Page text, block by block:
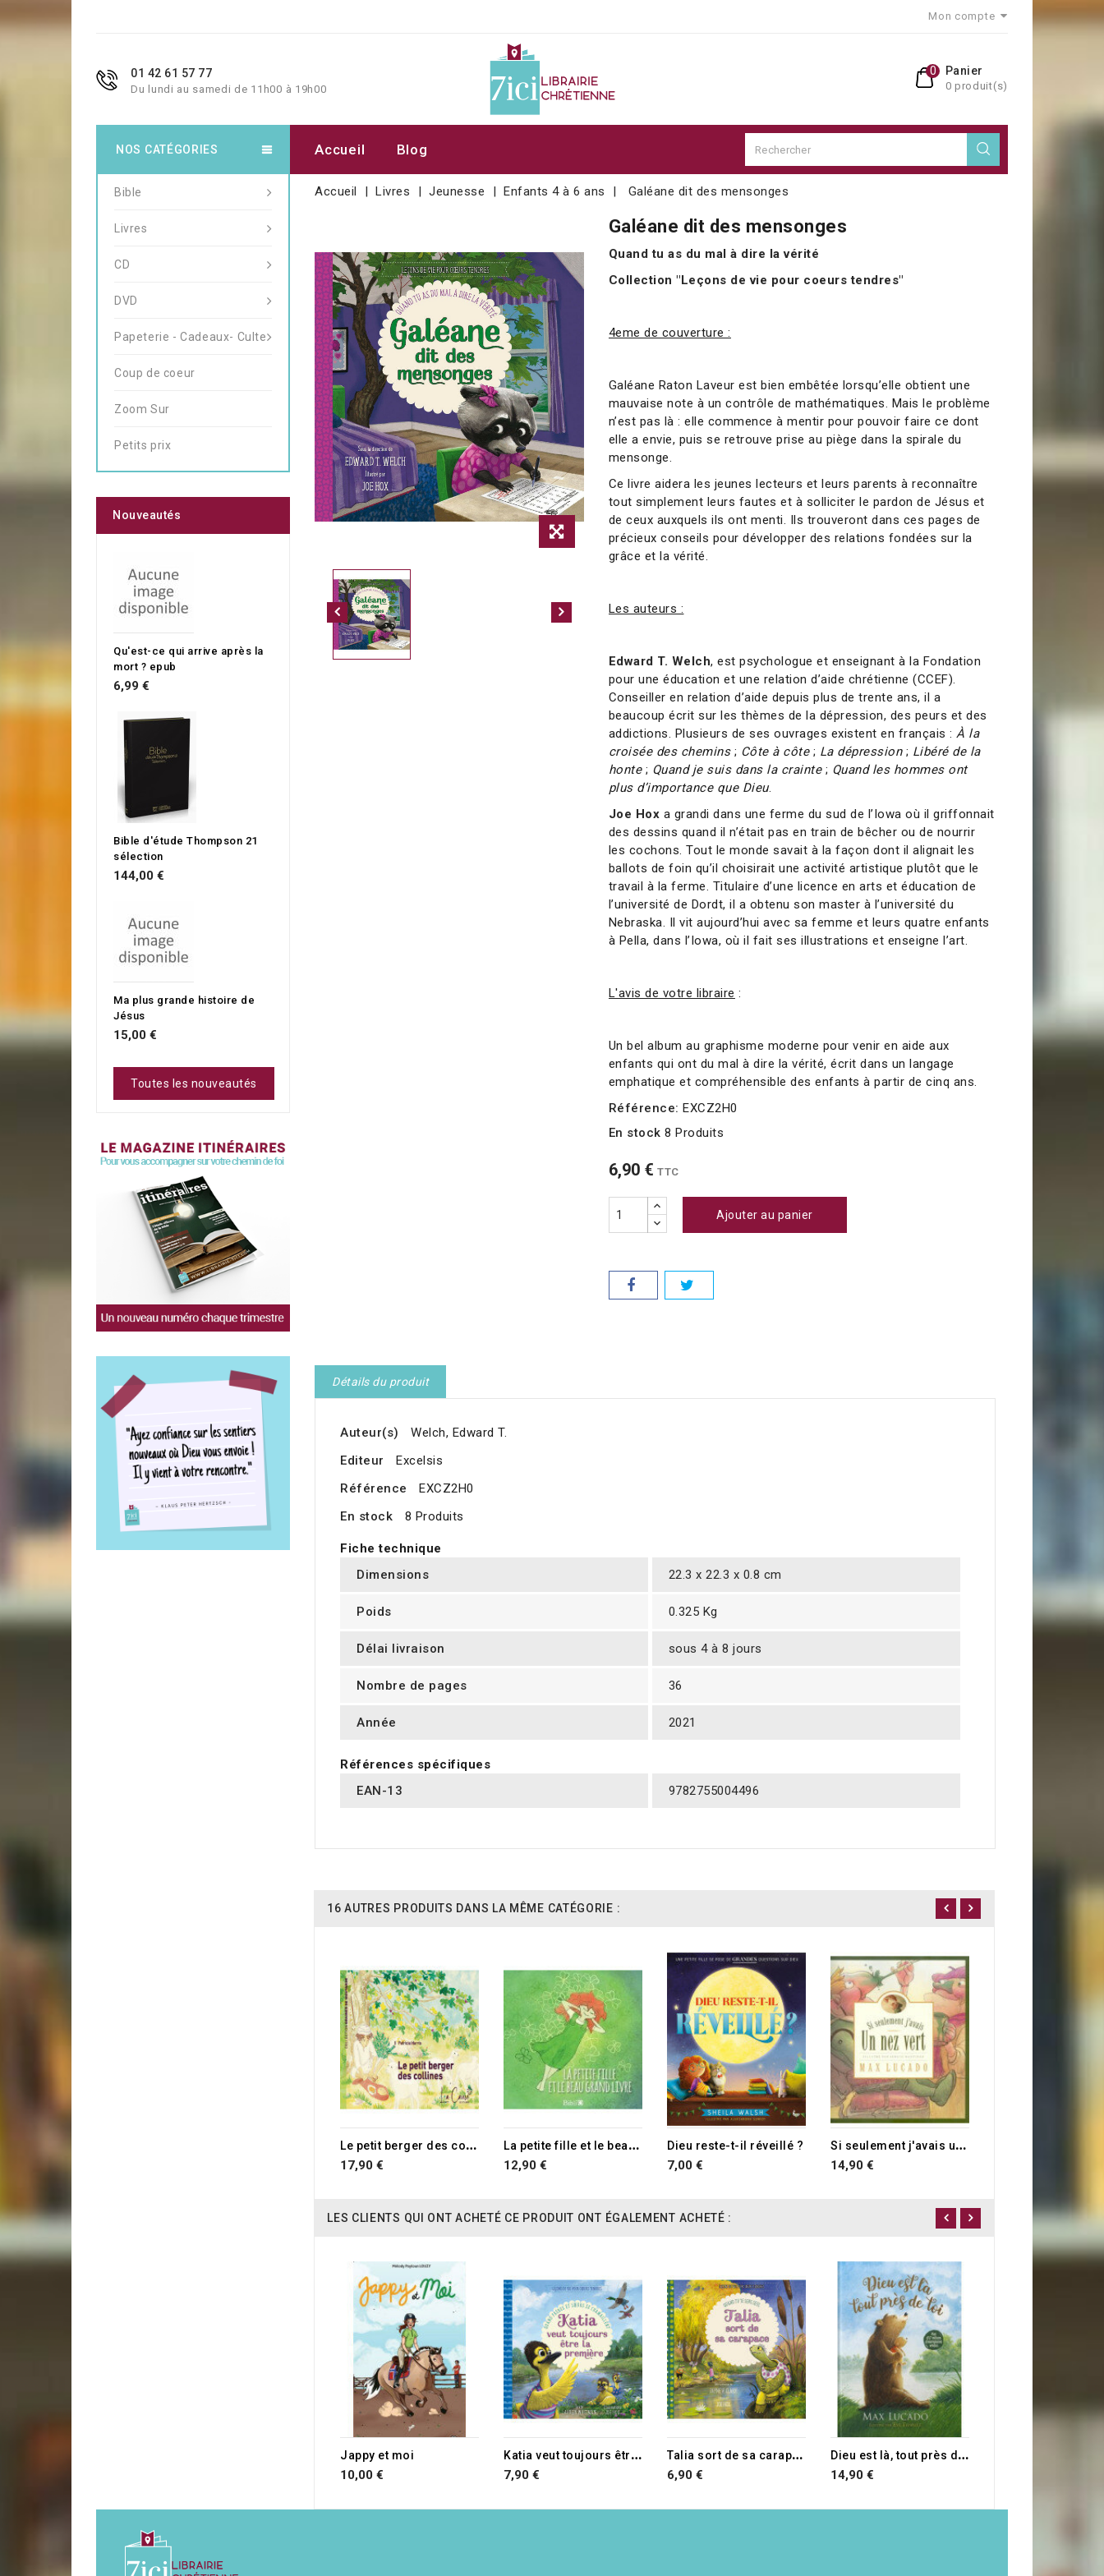
Mon compte
01 42 61 57 77
Du lundi au samedi de 11h00 à 19h00
Panier
0 produit(s)
0
Accueil Blog
Accueil Livres Jeunesse Enfants 4 à 6 ans Galéane dit des mensonges
Galéane dit des mensonges
Quand tu as du mal à dire la vérité
Collection "Leçons de vie pour coeurs tendres"
4eme de couverture :
Galéane Raton Laveur est bien embêtée lorsqu’elle obtient une
mauvaise note à un contrôle de mathématiques. Mais le problème
n’est pas là : elle commence à mentir pour pouvoir faire ce dont
elle a envie, puis se retrouve prise au piège dans la spirale du
mensonge.
Ce livre aidera les jeunes lecteurs et leurs parents à reconnaître
tout simplement leurs fautes et à solliciter le pardon de Jésus et
de ceux auxquels ils ont menti. Ils trouveront dans ces pages de
précieux conseils pour développer des relations fondées sur la
grâce et la vérité.
Les auteurs :
Edward T. Welch, est psychologue et enseignant à la Fondation
pour une éducation et une relation d’aide chrétienne (CCEF).
Conseiller en relation d’aide depuis plus de trente ans, il a
beaucoup écrit sur les thèmes de la dépression, des peurs et des
addictions. Plusieurs de ses ouvrages existent en français :À la
croisée des chemins; Côte à côte; La dépression; Libéré de la
honte; Quand je suis dans la crainte; Quand les hommes ont
plus d’importance que Dieu.
Joe Hox a grandi dans une ferme du sud de l’Iowa où il griffonnait
des dessins quand il n’était pas en train de bêcher ou de nourrir
les cochons. Tout le monde savait à la façon dont il alignait les
ballots de foin qu’il choisirait une activité artistique plutôt que le
travail à la ferme. Titulaire d’une licence en arts et éducation de
l’université de Dordt, il a obtenu son master à l’université du
Nebraska. Il vit aujourd’hui avec sa femme et leurs quatre enfants
à Pella, dans l’Iowa, où il fait ses illustrations et enseigne l’art.
L'avis de votre libraire :
Un bel album au graphisme moderne pour venir en aide aux
enfants qui ont du mal à dire la vérité, écrit dans un langage
emphatique et compréhensible des enfants à partir de cinq ans.
Référence: EXCZ2H0
En stock 8 Produits
6,90 € TTC
Ajouter au panier
Détails du produit
Auteur(s)
Welch, Edward T.
Editeur
Excelsis
Référence
EXCZ2H0
En stock
8 Produits
Fiche technique
Dimensions
22.3 x 22.3 x 0.8 cm
Poids 0.325 Kg
Délai livraison sous 4 à 8 jours
Nombre de pages 36
Année 2021
Références spécifiques
EAN-13
9782755004496
16 AUTRES PRODUITS DANS LA MÊME CATÉGORIE :
L
e petit berger des collines
17,90 €
L
a petite fille et le beau grand livre
12,90 €
Dieu reste-t-il réveillé ?
7,00 €
S
i seulement j'avais un nez vert
14,90 €
LES CLIENTS QUI ONT ACHETÉ CE PRODUIT ONT ÉGALEMENT ACHETÉ :
Jappy et moi
10,00 €
K
atia veut toujours être la première
7,90 €
T
alia sort de sa carapace
6,90 €
D
ieu est là, tout près de toi
14,90 €
NOS CATÉGORIES
Bible
Livres
CD
DVD
Papeterie - Cadeaux- Culte
Coup de coeur
Zoom Sur
Petits prix
Nouveautés
Qu'est-ce qui arrive après la
mort ? epub
6,99 €
Bible d'étude Thompson 21
sélection
144,00 €
Ma plus grande histoire de
Jésus
15,00 €
Toutes les nouveautés